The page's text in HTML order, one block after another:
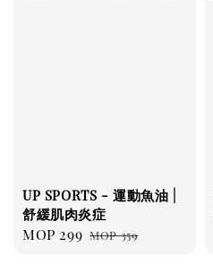
UP SPORTS - 運動魚油 |
舒緩肌肉炎症
Sale
MOP 299 Regular
MOP 359